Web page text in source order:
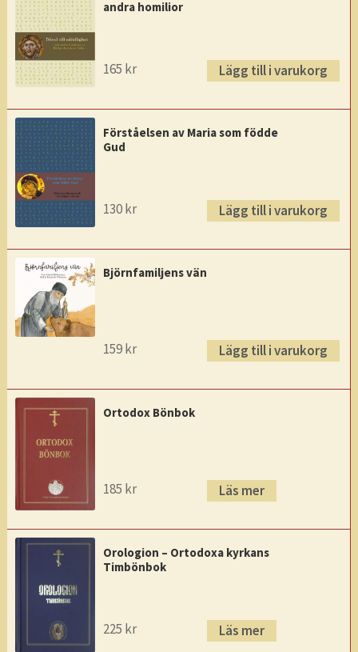
andra homilior
165 kr Lägg till i varukorg
Förståelsen av Maria som födde
Gud
130kr Lägg till i varukorg
Björnfamiljens vän
159kr Lägg till i varukorg
Ortodox Bönbok
185 kr Läs mer
Orologion – Ortodoxa kyrkans
Timbönbok
225 kr Läs mer